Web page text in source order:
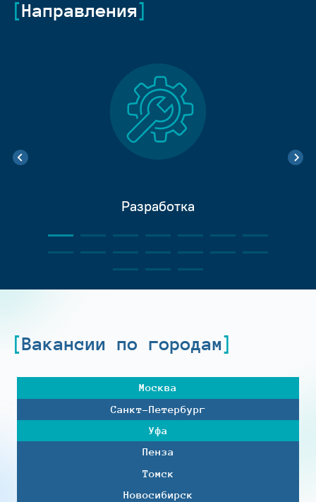
Направления
Разработка
Вакансии по городам
Москва
Санкт-Петербург
Уфа
Пенза
Томск
Новосибирск